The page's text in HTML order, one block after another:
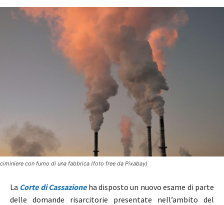
ciminiere con fumo di una fabbrica (foto free da Pixabay)
La Corte di Cassazione ha disposto un nuovo esame di parte
delle domande risarcitorie presentate nell’ambito del